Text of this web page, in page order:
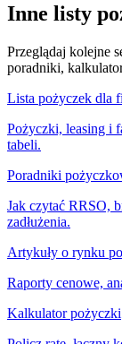
Inne listy
Przeglądaj kolejne
poradniki,
Lista pożyczek dla
Pożyczki, leasing i
tabeli.
Poradniki
Jak czytać RRSO,
zadłużenia.
Artykuły o rynku
Raporty cenowe,
Kalkulator pożyczki